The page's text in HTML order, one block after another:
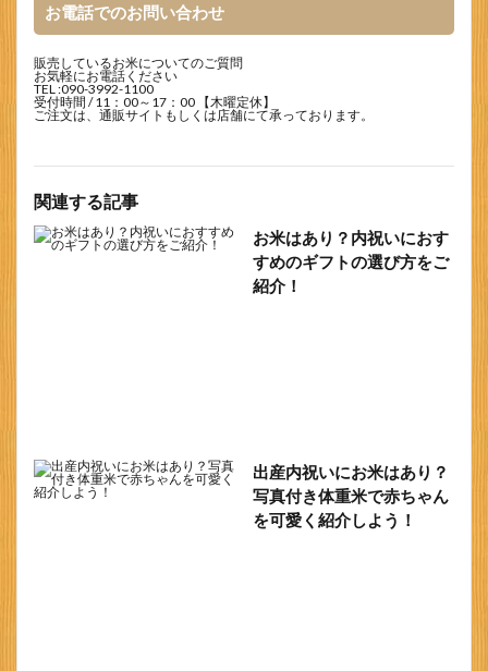
お電話でのお問い合わせ
販売しているお米についてのご質問
お気軽にお電話ください
TEL :090-3992-1100
受付時間 / 11：00～17：00 【木曜定休】
ご注文は、通販サイトもしくは店舗にて承っております。
関連する記事
お米はあり？内祝いにおす
すめのギフトの選び方をご
紹介！
出産内祝いにお米はあり？
写真付き体重米で赤ちゃん
を可愛く紹介しよう！